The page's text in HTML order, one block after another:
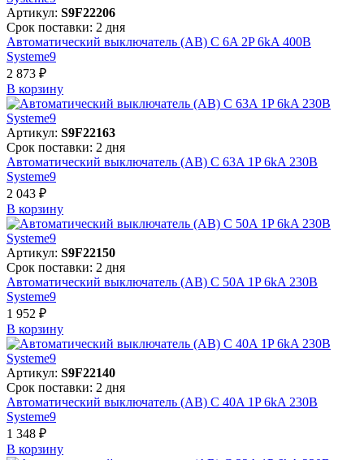
Артикул: S9F22206
Срок поставки: 2 дня
Автоматический выключатель (АВ) C 6A 2P 6kA 400В
Systeme9
2 873 ₽
В корзинy
Артикул: S9F22163
Срок поставки: 2 дня
Автоматический выключатель (АВ) C 63A 1P 6kA 230В
Systeme9
2 043 ₽
В корзинy
Артикул: S9F22150
Срок поставки: 2 дня
Автоматический выключатель (АВ) C 50A 1P 6kA 230В
Systeme9
1 952 ₽
В корзинy
Артикул: S9F22140
Срок поставки: 2 дня
Автоматический выключатель (АВ) C 40A 1P 6kA 230В
Systeme9
1 348 ₽
В корзинy